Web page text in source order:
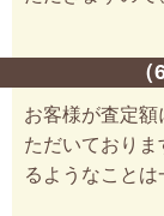
お客様が査定
ただいており
るようなことは